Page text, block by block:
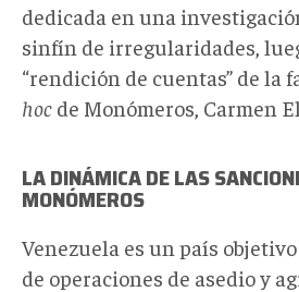
dedicada en una
sinfín de irregularidades,
“rendición de cuentas” de la
hoc de Monómeros, Carmen
LA DINÁMICA DE LAS
MONÓMEROS
Venezuela es un país
de operaciones de asedio y